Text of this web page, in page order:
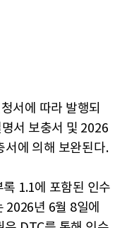
서에 따라 발행되
서 보충서 및 2026
서에 의해 보완된다.
1.1에 포함된 인수
2026년 6월 8일에